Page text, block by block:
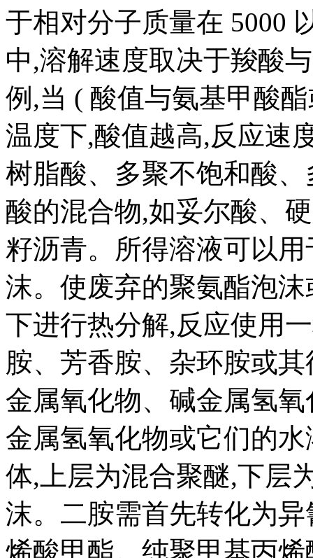
于相对分子质量在 5000
中,溶解速度取决于羧酸
例,当 ( 酸值与氨基甲酸
温度下,酸值越高,反应速
树脂酸、多聚不饱和酸
酸的混合物,如妥尔酸、
籽沥青。所得溶液可以
沫。使废弃的聚氨酯泡
下进行热分解,反应使用
胺、芳香胺、杂环胺或
金属氧化物、碱金属氢
金属氢氧化物或它们的
体,上层为混合聚醚,下层
沫。二胺需首先转化为
烯酸甲酯。纯聚甲基丙